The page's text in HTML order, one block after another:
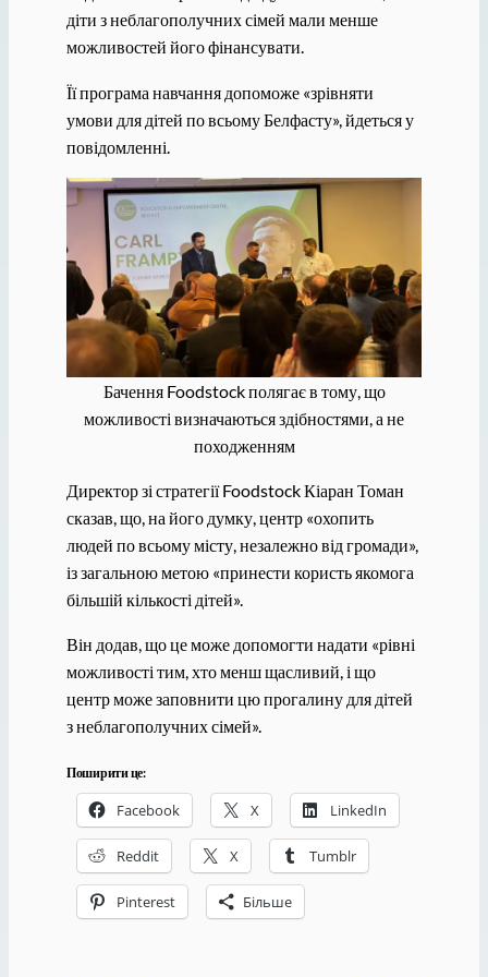
діти з неблагополучних сімей мали менше
можливостей його фінансувати.
Її програма навчання допоможе «зрівняти
умови для дітей по всьому Белфасту», йдеться у
повідомленні.
Бачення Foodstock полягає в тому, що
можливості визначаються здібностями, а не
походженням
Директор зі стратегії Foodstock Кіаран Томан
сказав, що, на його думку, центр «охопить
людей по всьому місту, незалежно від громади»,
із загальною метою «принести користь якомога
більшій кількості дітей».
Він додав, що це може допомогти надати «рівні
можливості тим, хто менш щасливий, і що
центр може заповнити цю прогалину для дітей
з неблагополучних сімей».
Поширити це:
Facebook X LinkedIn
Reddit X Tumblr
Pinterest Більше